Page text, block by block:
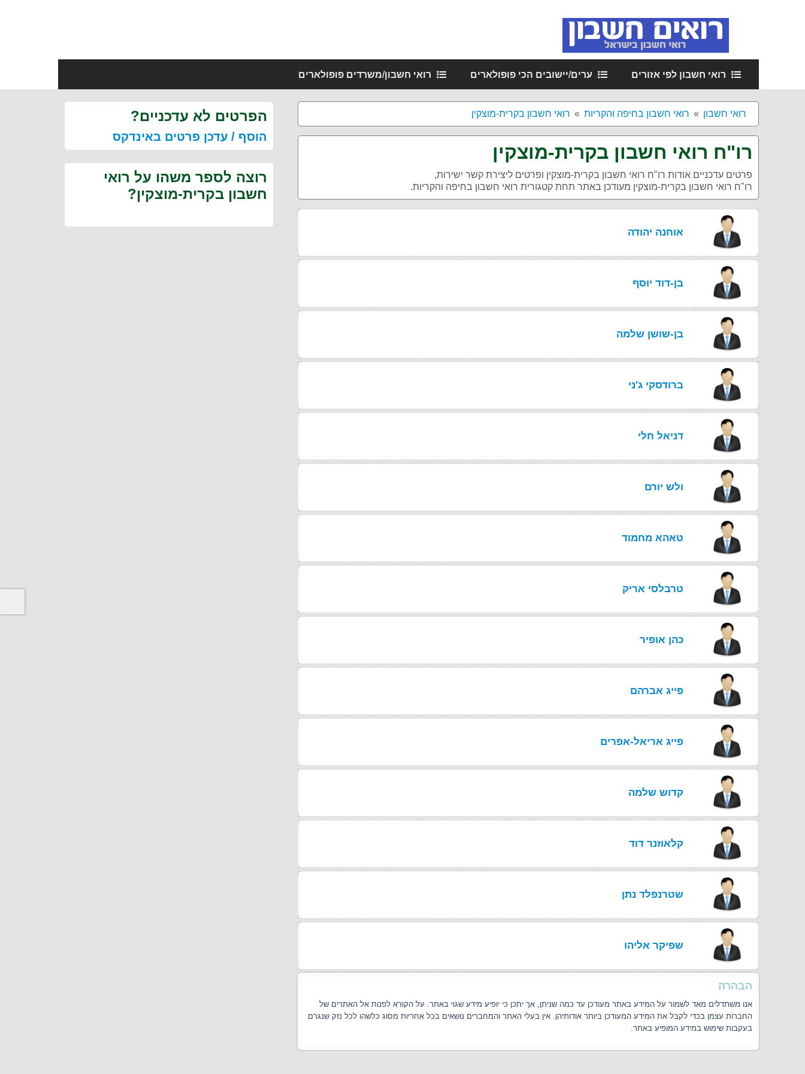
רואי חשבון לפי אזורים ערים/יישובים הכי פופולארים רואי חשבון/משרדים פופולארים
רואי חשבון רואי חשבון בחיפה והקריות רואי חשבון בקרית-מוצקין
רו"ח רואי חשבון בקרית-מוצקין
פרטים עדכניים אודות רו"ח רואי חשבון בקרית-מוצקין ופרטים ליצירת קשר ישירות,
רו"ח רואי חשבון בקרית-מוצקין מעודכן באתר תחת קטגורית רואי חשבון בחיפה והקריות.
אוחנה יהודה
בן-דוד יוסף
בן-שושן שלמה
ברודסקי ג'ני
דניאל חלי
ולש יורם
טאהא מחמוד
טרבלסי אריק
כהן אופיר
פייג אברהם
פייג אריאל-אפרים
קדוש שלמה
קלאוזנר דוד
שטרנפלד נתן
שפיקר אליהו
הבהרה
אנו משתדלים מאד לשמור על המידע באתר מעודכן עד כמה שניתן, אך יתכן כי יופיע מידע שגוי באתר. על הקורא לפנות אל האתרים של
החברות עצמן בכדי לקבל את המידע המעודכן ביותר אודותיהן. אין בעלי האתר והמחברים נושאים בכל אחריות מסוג כלשהו לכל נזק שנגרם
בעקבות שימוש במידע המופיע באתר.
הפרטים לא עדכניים?
הוסף / עדכן פרטים באינדקס
רוצה לספר משהו על רואי
חשבון בקרית-מוצקין?